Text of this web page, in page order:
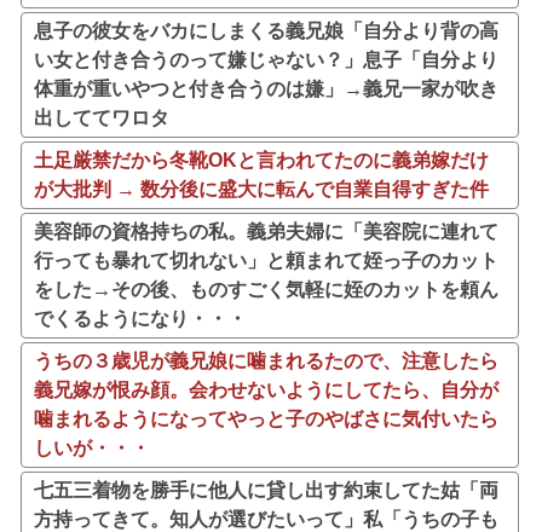
息子の彼女をバカにしまくる義兄娘「自分より背の高
い女と付き合うのって嫌じゃない？」息子「自分より
体重が重いやつと付き合うのは嫌」→義兄一家が吹き
出しててワロタ
土足厳禁だから冬靴OKと言われてたのに義弟嫁だけ
が大批判 → 数分後に盛大に転んで自業自得すぎた件
美容師の資格持ちの私。義弟夫婦に「美容院に連れて
行っても暴れて切れない」と頼まれて姪っ子のカット
をした→その後、ものすごく気軽に姪のカットを頼ん
でくるようになり・・・
うちの３歳児が義兄娘に噛まれるたので、注意したら
義兄嫁が恨み顔。会わせないようにしてたら、自分が
噛まれるようになってやっと子のやばさに気付いたら
しいが・・・
七五三着物を勝手に他人に貸し出す約束してた姑「両
方持ってきて。知人が選びたいって」私「うちの子も